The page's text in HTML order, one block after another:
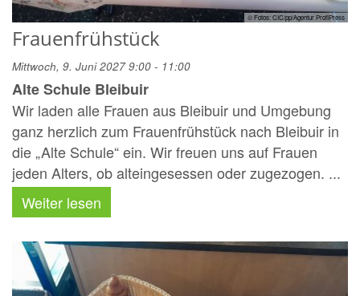
© Fotos: CIC/pp/Agentur ProfiPress
Frauenfrühstück
Mittwoch, 9. Juni 2027 9:00 - 11:00
Alte Schule Bleibuir
Wir laden alle Frauen aus Bleibuir und Umgebung
ganz herzlich zum Frauenfrühstück nach Bleibuir in
die „Alte Schule“ ein. Wir freuen uns auf Frauen
jeden Alters, ob alteingesessen oder zugezogen. ...
Weiter lesen